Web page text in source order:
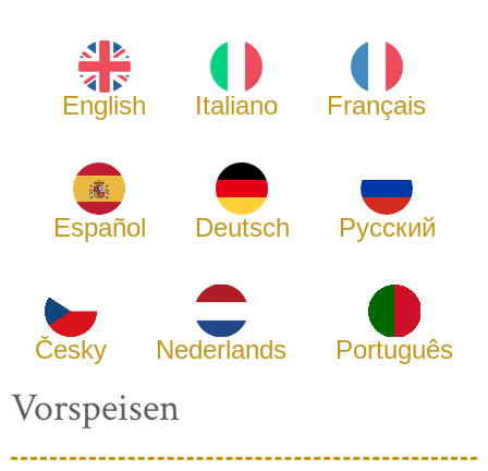
English Italiano Français
Español Deutsch Русский
Česky Nederlands Português
Vorspeisen